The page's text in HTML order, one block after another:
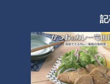
「いか豆腐だんご」の作り方
【キユーピー３分クッキング】